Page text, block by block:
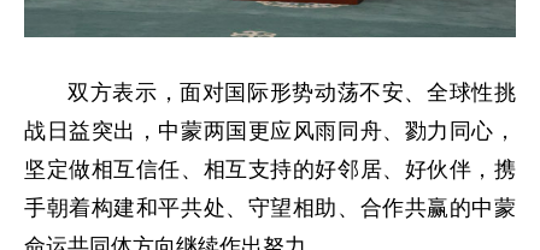
双方表示，面对国际形势动荡不安、全球性挑
战日益突出，中蒙两国更应风雨同舟、勠力同心，
坚定做相互信任、相互支持的好邻居、好伙伴，携
手朝着构建和平共处、守望相助、合作共赢的中蒙